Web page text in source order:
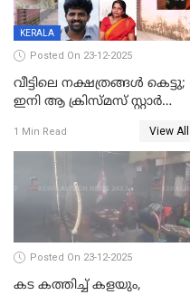
KERALA
Posted On 23-12-2025
വീട്ടിലെ നക്ഷത്രങ്ങൾ കെട്ടു;
ഇനി ആ ക്രിസ്മസ് സ്റ്റാർ
വേണ്ടിയുള്ള
പിടിവലിക്കിടയിൽ
അപ്പൂപ്പനെതിരെ പോക്സോ
കേസ് ഒടുവിൽ 4 ജീവനുകൾ
പൊലിഞ്ഞു
1 Min Read View All
Posted On 23-12-2025
കട കത്തിച്ച് കളയും,